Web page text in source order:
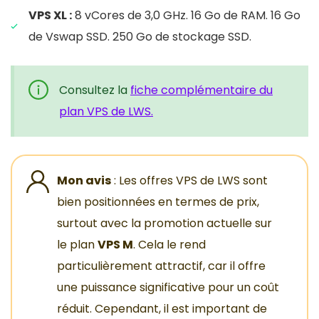
VPS XL :8 vCores de 3,0 GHz. 16 Go de RAM. 16 Go
de Vswap SSD. 250 Go de stockage SSD.
Consultez la fiche complémentaire du
plan VPS de LWS.
Mon avis: Les offres VPS de LWS sont
bien positionnées en termes de prix,
surtout avec la promotion actuelle sur
le planVPS M. Cela le rend
particulièrement attractif, car il offre
une puissance significative pour un coût
réduit. Cependant, il est important de